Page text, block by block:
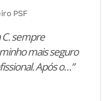
PSF
C. sempre
mais seguro
Após o…”